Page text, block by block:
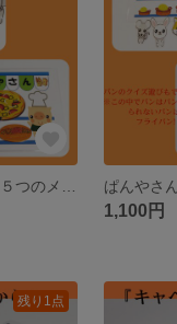
1,100円
残り1点